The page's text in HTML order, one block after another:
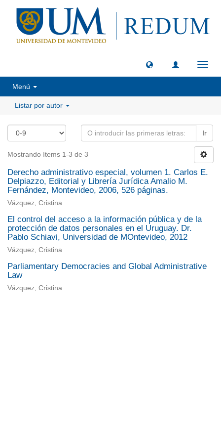
Menú
Listar por autor
Ir
Mostrando ítems 1-3 de 3
Derecho administrativo especial, volumen 1. Carlos E.
Delpiazzo, Editorial y Librería Jurídica Amalio M.
Fernández, Montevideo, 2006, 526 páginas.
Vázquez, Cristina
El control del acceso a la información pública y de la
protección de datos personales en el Uruguay. Dr.
Pablo Schiavi, Universidad de MOntevideo, 2012
Vázquez, Cristina
Parliamentary Democracies and Global Administrative
Law
Vázquez, Cristina